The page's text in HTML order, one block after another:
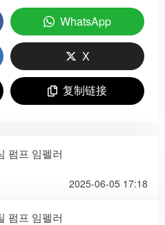
WhatsApp
X
复制链接
펌프 임펠러
2025-06-05 17:18
펌프 임펠러